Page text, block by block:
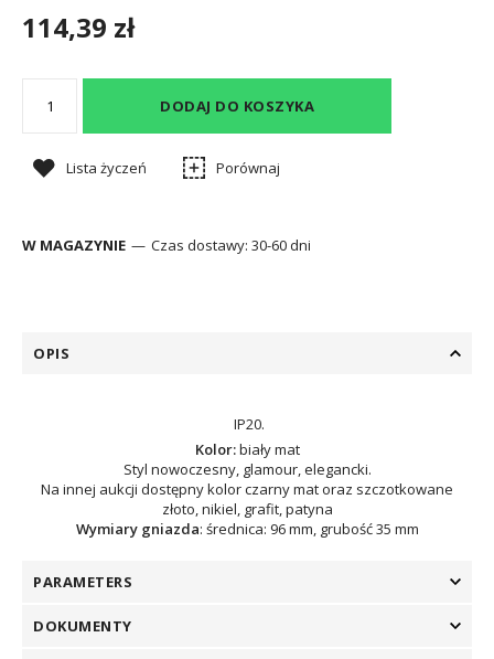
114,39 zł
DODAJ DO KOSZYKA
Lista życzeń Porównaj
W MAGAZYNIE Czas dostawy: 30-60 dni
OPIS
IP20.
Kolor:biały mat
Styl nowoczesny, glamour, elegancki.
Na innej aukcji dostępny kolor czarny mat oraz szczotkowane
złoto, nikiel, grafit, patyna
Wymiary gniazda: średnica: 96 mm, grubość 35 mm
PARAMETERS
DOKUMENTY